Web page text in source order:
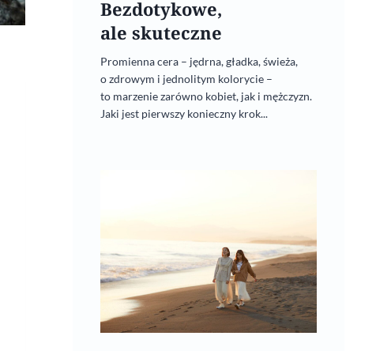
Bezdotykowe,
ale skuteczne
Promienna cera – jędrna, gładka, świeża,
o zdrowym i jednolitym kolorycie –
to marzenie zarówno kobiet, jak i mężczyzn.
Jaki jest pierwszy konieczny krok...